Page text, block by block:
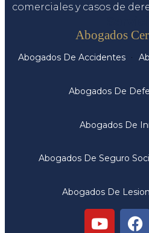
comerciales y casos de
Abogados
Abogados De Accidentes
Abogados De
Abogados De
Abogados De Seguro
Abogados De